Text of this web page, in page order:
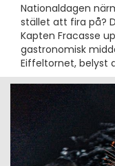
Nationaldagen
stället att fira på?
Kapten Fracasse
gastronomisk
Eiffeltornet, belyst